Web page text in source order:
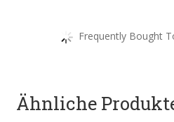
Frequently Bought
Ähnliche